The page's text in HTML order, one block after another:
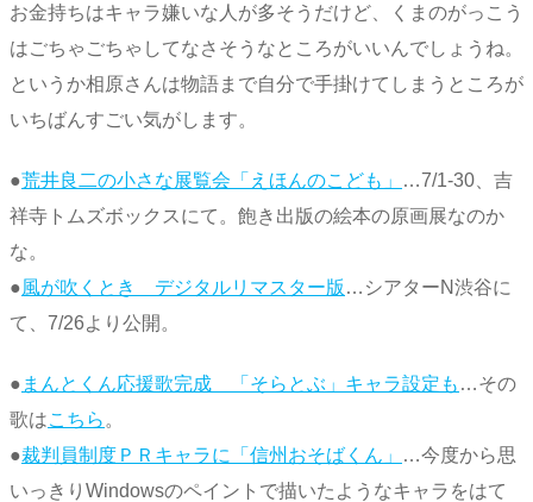
お金持ちはキャラ嫌いな人が多そうだけど、くまのがっこう
はごちゃごちゃしてなさそうなところがいいんでしょうね。
というか相原さんは物語まで自分で手掛けてしまうところが
いちばんすごい気がします。
●荒井良二の小さな展覧会「えほんのこども」
…7/1-30、吉
祥寺トムズボックスにて。飽き出版の絵本の原画展なのか
な。
●風が吹くとき デジタルリマスター版 …シアターN渋谷に
て、7/26より公開。
● まんとくん応援歌完成 「そらとぶ」キャラ設定も …その
歌はこちら 。
●裁判員制度ＰＲキャラに「信州おそばくん」
…今度から思
いっきりWindowsのペイントで描いたようなキャラをはて